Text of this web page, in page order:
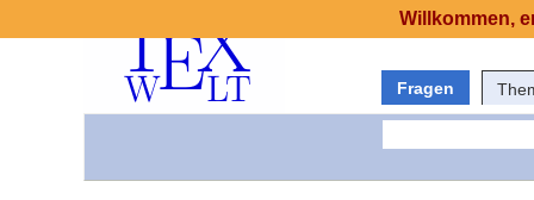
Fragen
Willkommen,